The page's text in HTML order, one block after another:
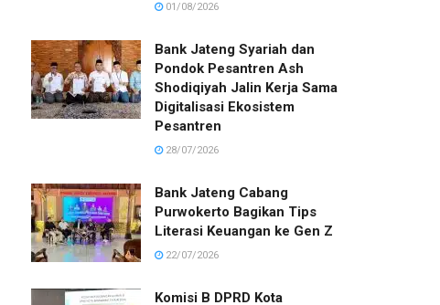
01/08/2026
Bank Jateng Syariah dan
Pondok Pesantren Ash
Shodiqiyah Jalin Kerja Sama
Digitalisasi Ekosistem
Pesantren
28/07/2026
Bank Jateng Cabang
Purwokerto Bagikan Tips
Literasi Keuangan ke Gen Z
22/07/2026
Komisi B DPRD Kota